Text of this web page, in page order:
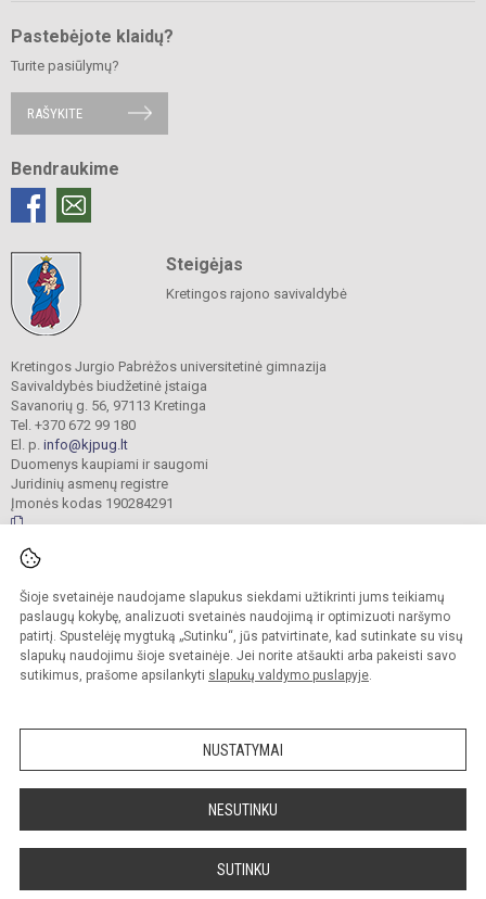
Šioje svetainėje naudojame slapukus siekdami užtikrinti jums teikiamų
paslaugų kokybę, analizuoti svetainės naudojimą ir optimizuoti naršymo
patirtį. Spustelėję mygtuką „Sutinku“, jūs patvirtinate, kad sutinkate su visų
slapukų naudojimu šioje svetainėje. Jei norite atšaukti arba pakeisti savo
sutikimus, prašome apsilankyti slapukų valdymo puslapyje.
NUSTATYMAI
NESUTINKU
SUTINKU
Pastebėjote klaidų?
Turite pasiūlymų?
RAŠYKITE
Bendraukime
Steigėjas
Kretingos rajono savivaldybė
Kretingos Jurgio Pabrėžos universitetinė gimnazija
Savivaldybės biudžetinė įstaiga
Savanorių g. 56, 97113 Kretinga
Tel. +370 672 99 180
El. p. info@kjpug.lt
Duomenys kaupiami ir saugomi
Juridinių asmenų registre
Įmonės kodas 190284291
saugomos.
Kopijuoti turinį be raštiško gimnazijos sutikimo griežtai draudžiama.
Versija neįgaliesiems Slapukų valdymas
Sumanus būdas atnaujinti